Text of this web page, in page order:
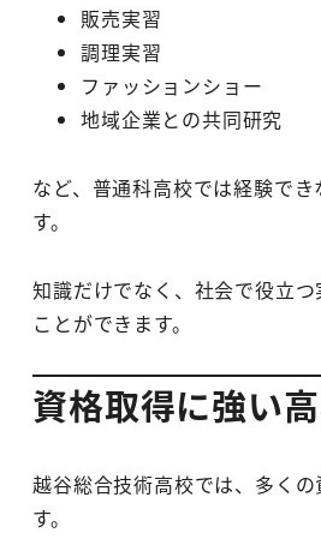
販売実習
調理実習
ファッションショー
地域企業との共同研究
など、普通科高校では経験で
す。
知識だけでなく、社会で役立
ことができます。
資格取得に強い
越谷総合技術高校では、多く
す。